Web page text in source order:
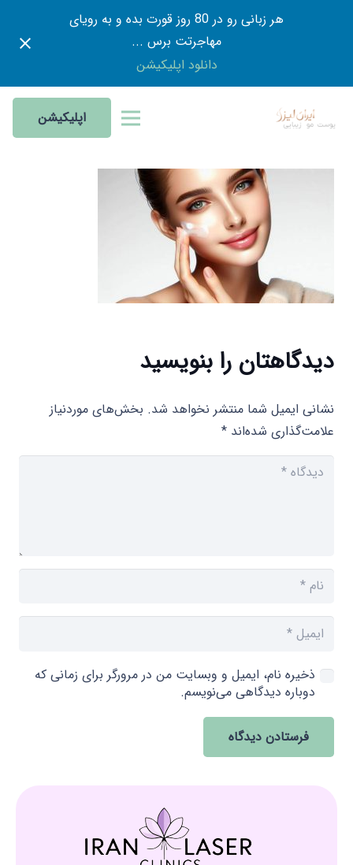
هر زبانی رو در 80 روز قورت بده و به رویای
مهاجرتت برس ...
دانلود اپلیکیشن
اپلیکیشن
دیدگاهتان را بنویسید
نشانی ایمیل شما منتشر نخواهد شد. بخش‌های موردنیاز
علامت‌گذاری شده‌اند *
ذخیره نام، ایمیل و وبسایت من در مرورگر برای زمانی که
دوباره دیدگاهی می‌نویسم.
فرستادن دیدگاه